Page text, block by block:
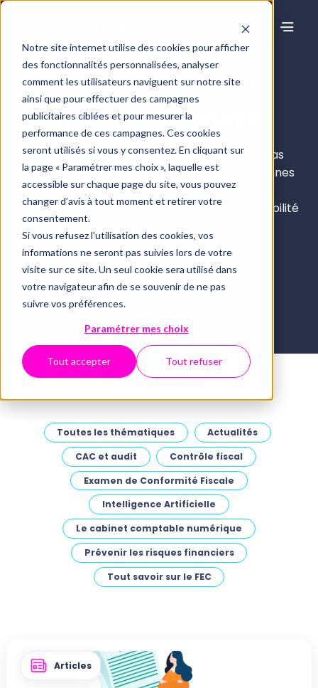
Notre site internet utilise des cookies pour afficher
des fonctionnalités personnalisées, analyser
comment les utilisateurs naviguent sur notre site
ainsi que pour effectuer des campagnes
publicitaires ciblées et pour mesurer la
performance de ces campagnes. Ces cookies
seront utilisés si vous y consentez. En cliquant sur
la page « Paramétrer mes choix », laquelle est
accessible sur chaque page du site, vous pouvez
changer d’avis à tout moment et retirer votre
consentement.
Si vous refusez l'utilisation des cookies, vos
informations ne seront pas suivies lors de votre
visite sur ce site. Un seul cookie sera utilisé dans
votre navigateur afin de se souvenir de ne pas
suivre vos préférences.
Paramétrer mes choix
Tout accepter Tout refuser
Centre de ressources
Articles de blog, webinaires, livres blancs, cas
clients… découvrez tous nos conseils, nos bonnes
pratiques
et nos retours d’expérience pour une comptabilité
Tous les contenus Articles
Boîte à outils
Webinaires
Toutes les thématiques
Actualités
CAC et audit
Contrôle fiscal
Examen de Conformité Fiscale
Intelligence Artificielle
Le cabinet comptable numérique
Prévenir les risques financiers
Tout savoir sur le FEC
Articles